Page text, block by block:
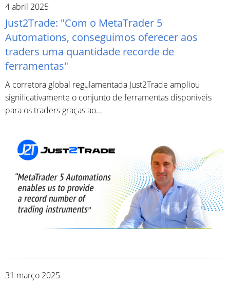
4 abril 2025
Just2Trade: "Com o MetaTrader 5
Automations, conseguimos oferecer aos
traders uma quantidade recorde de
ferramentas"
A corretora global regulamentada Just2Trade ampliou
significativamente o conjunto de ferramentas disponíveis
para os traders graças ao...
31 março 2025